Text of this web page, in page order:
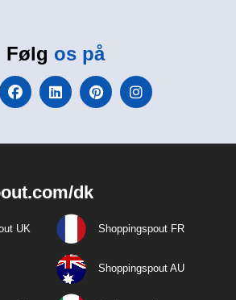
Følg os på
dk
UK Shoppingspout FR
Shoppingspout AU